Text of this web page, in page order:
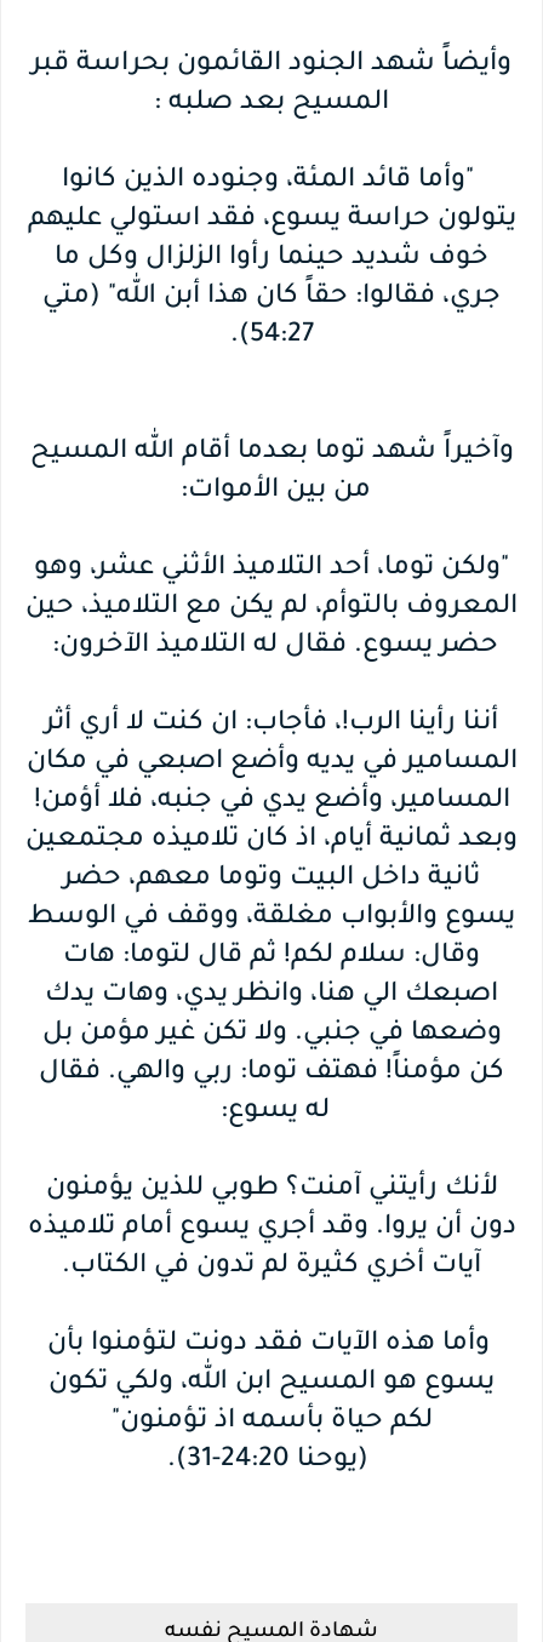
وأيضاً شهد الجنود القائمون بحراسة قبر
المسيح بعد صلبه :
"وأما قائد المئة، وجنوده الذين كانوا
يتولون حراسة يسوع، فقد استولي عليهم
خوف شديد حينما رأوا الزلزال وكل ما
جري، فقالوا: حقاً كان هذا أبن الله" (متي
54:27).
وآخيراً شهد توما بعدما أقام الله المسيح
من بين الأموات:
"ولكن توما، أحد التلاميذ الأثني عشر، وهو
المعروف بالتوأم، لم يكن مع التلاميذ، حين
حضر يسوع. فقال له التلاميذ الآخرون:
أننا رأينا الرب!، فأجاب: ان كنت لا أري أثر
المسامير في يديه وأضع اصبعي في مكان
المسامير، وأضع يدي في جنبه، فلا أؤمن!
وبعد ثمانية أيام، اذ كان تلاميذه مجتمعين
ثانية داخل البيت وتوما معهم، حضر
يسوع والأبواب مغلقة، ووقف في الوسط
وقال: سلام لكم! ثم قال لتوما: هات
اصبعك الي هنا، وانظر يدي، وهات يدك
وضعها في جنبي. ولا تكن غير مؤمن بل
كن مؤمناً! فهتف توما: ربي والهي. فقال
له يسوع:
لأنك رأيتني آمنت؟ طوبي للذين يؤمنون
دون أن يروا. وقد أجري يسوع أمام تلاميذه
آيات أخري كثيرة لم تدون في الكتاب.
وأما هذه الآيات فقد دونت لتؤمنوا بأن
يسوع هو المسيح ابن الله، ولكي تكون
لكم حياة بأسمه اذ تؤمنون"
(يوحنا 24:20-31).
شهادة المسيح نفسه